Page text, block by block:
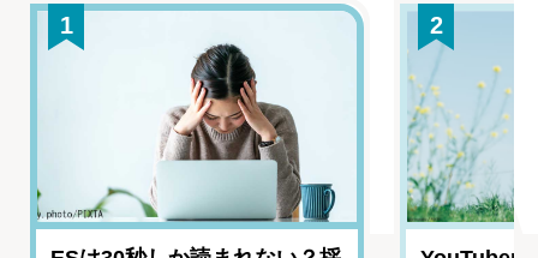
1 2